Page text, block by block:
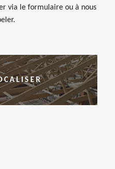
via le formulaire ou à nous